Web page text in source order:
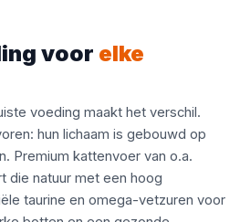
voor elke
voeding maakt het verschil.
hun lichaam is gebouwd op
Premium kattenvoer van o.a.
die natuur met een hoog
taurine en omega-vetzuren voor